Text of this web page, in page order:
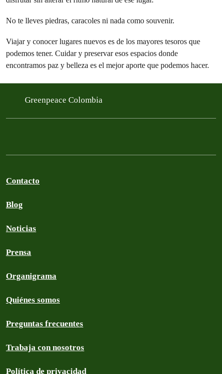
No te lleves piedras, caracoles ni nada como souvenir.
Viajar y conocer lugares nuevos es de los mayores tesoros que
podemos tener. Cuidar y preservar esos espacios donde
encontramos paz y belleza es el mejor aporte que podemos hacer.
Greenpeace Colombia
Contacto
Blog
Noticias
Prensa
Organigrama
Quiénes somos
Preguntas frecuentes
Trabaja con nosotros
Política de privacidad